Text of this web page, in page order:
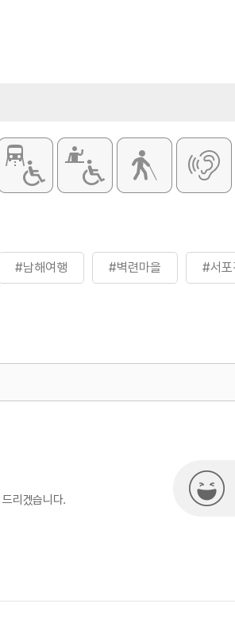
#남해여행 #벽련마을 #서포
리겠습니다.